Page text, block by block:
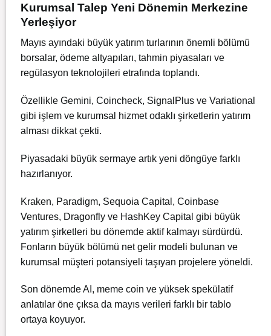
Kurumsal Talep Yeni Dönemin Merkezine
Yerleşiyor
Mayıs ayındaki büyük yatırım turlarının önemli bölümü
borsalar, ödeme altyapıları, tahmin piyasaları ve
regülasyon teknolojileri etrafında toplandı.
Özellikle Gemini, Coincheck, SignalPlus ve Variational
gibi işlem ve kurumsal hizmet odaklı şirketlerin yatırım
alması dikkat çekti.
Piyasadaki büyük sermaye artık yeni döngüye farklı
hazırlanıyor.
Kraken, Paradigm, Sequoia Capital, Coinbase
Ventures, Dragonfly ve HashKey Capital gibi büyük
yatırım şirketleri bu dönemde aktif kalmayı sürdürdü.
Fonların büyük bölümü net gelir modeli bulunan ve
kurumsal müşteri potansiyeli taşıyan projelere yöneldi.
Son dönemde AI, meme coin ve yüksek spekülatif
anlatılar öne çıksa da mayıs verileri farklı bir tablo
ortaya koyuyor.